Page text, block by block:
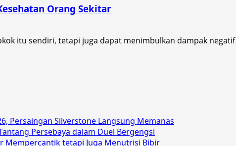
Orang Sekitar
itu sendiri, tetapi juga dapat menimbulkan dampak
Persaingan Silverstone Langsung Memanas
Persebaya dalam Duel Bergengsi
Mempercantik tetapi Juga Menutrisi Bibir